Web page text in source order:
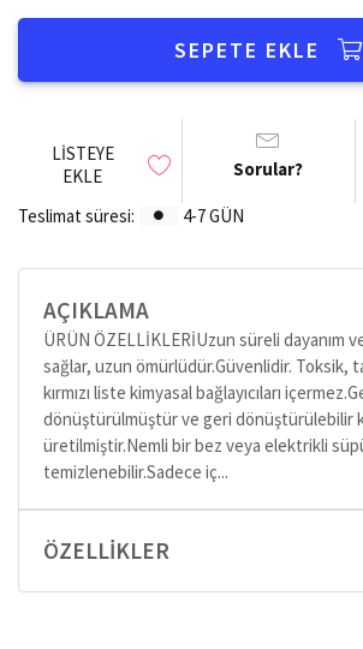
SEPETE EKLE
LISTEYE
EKLE
Sorular?
Teslimat süresi:
4-7 GÜN
AÇIKLAMA
ÜRÜN ÖZELLİKLERİUzun süreli dayanım
sağlar, uzun ömürlüdür.Güvenlidir. Toksik,
kırmızı liste kimyasal bağlayıcıları
dönüştürülmüştür ve geri dönüştürülebilir
üretilmiştir.Nemli bir bez veya elektrikli
temizlenebilir.Sadece iç...
ÖZELLIKLER